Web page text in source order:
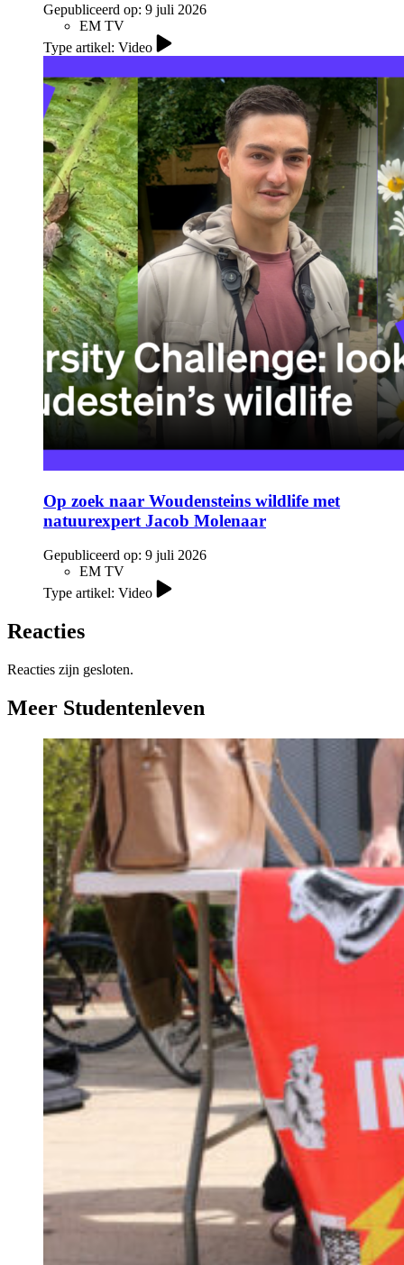
Gepubliceerd op: 9 juli 2026
EM TV
Type artikel: Video
Op zoek naar Woudensteins wildlife met
natuurexpert Jacob Molenaar
Gepubliceerd op: 9 juli 2026
EM TV
Type artikel: Video
Reacties
Reacties zijn gesloten.
Meer Studentenleven